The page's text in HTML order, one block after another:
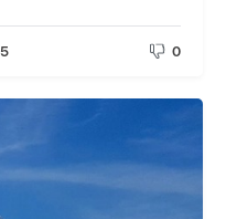
5 0